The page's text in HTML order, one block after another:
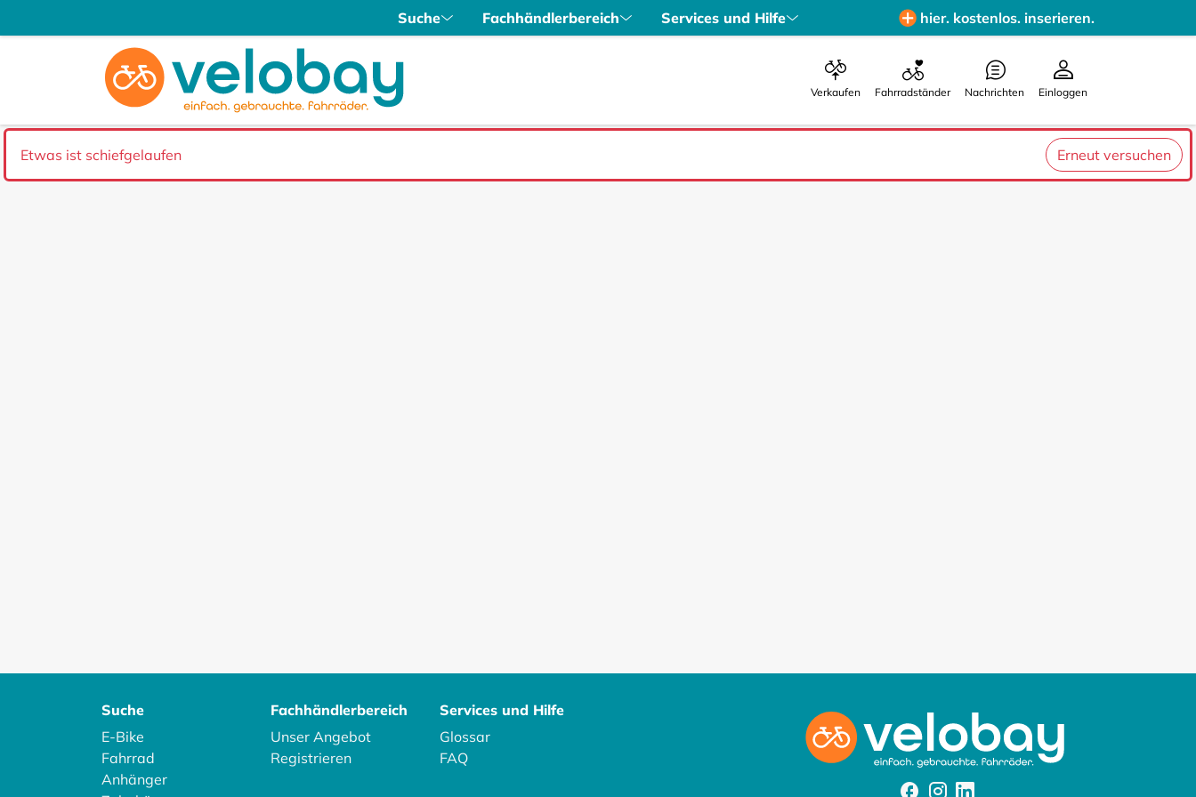
Suche Fachhändlerbereich Services und Hilfe hier. kostenlos. inserieren.
Verkaufen Fahrradständer Nachrichten Einloggen
Etwas ist schiefgelaufen Erneut versuchen
Suche
E-Bike
Fahrrad
Anhänger
Fachhändlerbereich
Unser Angebot
Registrieren
Services und Hilfe
Glossar
FAQ
FacebookInstagram